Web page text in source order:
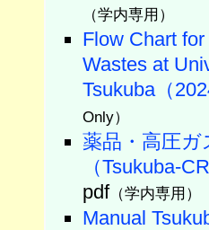
（学内専用）
Flow Chart
Wastes at
Tsukuba（
Only）
薬品・高圧
（Tsukuba-
pdf（学内専用）
Manual